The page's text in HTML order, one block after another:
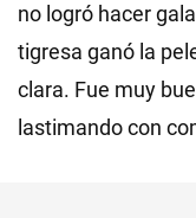
no logró hacer
tigresa ganó la
clara. Fue muy
lastimando con